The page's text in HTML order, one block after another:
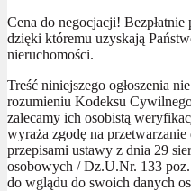
Cena do negocjacji!
dzięki któremu uzyskają
nieruchomości.
Treść niniejszego ogłoszenia
rozumieniu Kodeksu
zalecamy ich osobistą
wyraża zgodę na
przepisami ustawy z dnia 29
osobowych / Dz.U.Nr. 133
do wglądu do swoich danych